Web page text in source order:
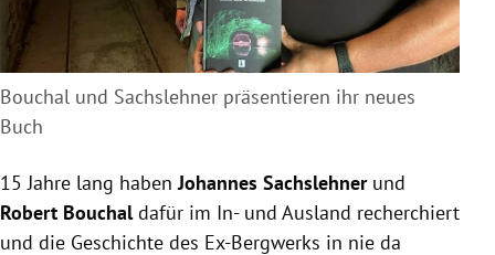
Bouchal und Sachslehner präsentieren ihr neues
Buch
15 Jahre lang habenJohannes Sachslehner und
Robert Bouchaldafür im In- und Ausland recherchiert
und die Geschichte des Ex-Bergwerks in nie da